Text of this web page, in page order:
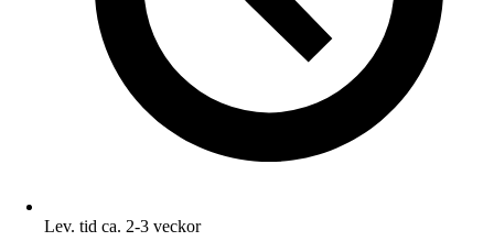
Lev. tid ca. 2-3 veckor